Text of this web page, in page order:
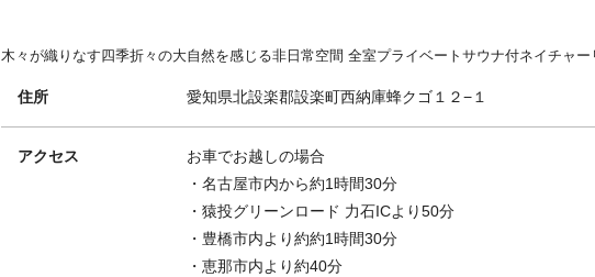
木々が織りなす四季折々の大自然を感じる非日常空間 全室プライベートサウナ付ネイチャー
住所 愛知県北設楽郡設楽町西納庫蜂クゴ１２−１
アクセス
お車でお越しの場合
・名古屋市内から約1時間30分
・猿投グリーンロード 力石ICより50分
・豊橋市内より約約1時間30分
・恵那市内より約40分